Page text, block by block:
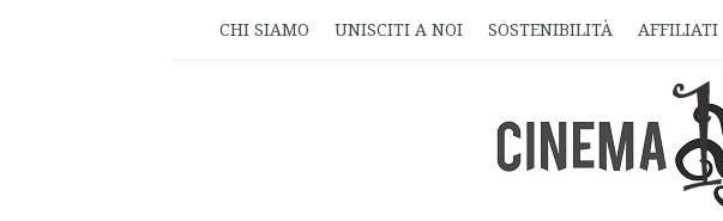
CHI SIAMO UNISCITI A NOI SOSTENIBILITÀ AFFILIATI